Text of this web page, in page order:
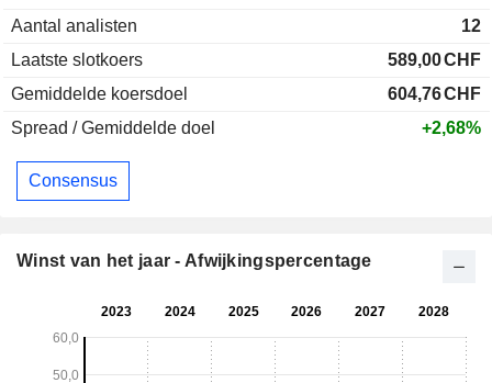
Aantal analisten
12
Laatste slotkoers
589,00CHF
Gemiddelde koersdoel
604,76CHF
Spread / Gemiddelde doel
+2,68%
Consensus
Winst van het jaar - Afwijkingspercentage